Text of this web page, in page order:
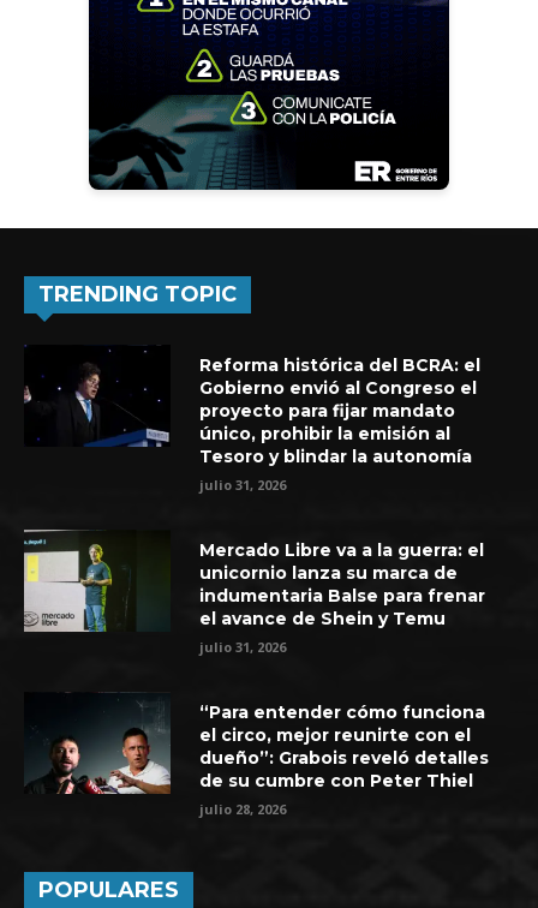
TRENDING TOPIC
Reforma histórica del BCRA: el
Gobierno envió al Congreso el
proyecto para fijar mandato
único, prohibir la emisión al
Tesoro y blindar la autonomía
julio 31, 2026
Mercado Libre va a la guerra: el
unicornio lanza su marca de
indumentaria Balse para frenar
el avance de Shein y Temu
julio 31, 2026
“Para entender cómo funciona
el circo, mejor reunirte con el
dueño”: Grabois reveló detalles
de su cumbre con Peter Thiel
julio 28, 2026
POPULARES